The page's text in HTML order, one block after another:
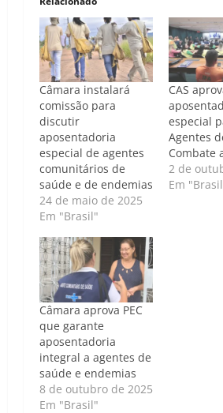
Câmara instalará
comissão para
discutir
aposentadoria
especial de agentes
comunitários de
saúde e de endemias
24 de maio de 2025
Em "Brasil"
CAS
especial
Agentes
Combate
2 de
Em
Câmara aprova PEC
que garante
aposentadoria
integral a agentes de
saúde e endemias
8 de outubro de 2025
Em "Brasil"